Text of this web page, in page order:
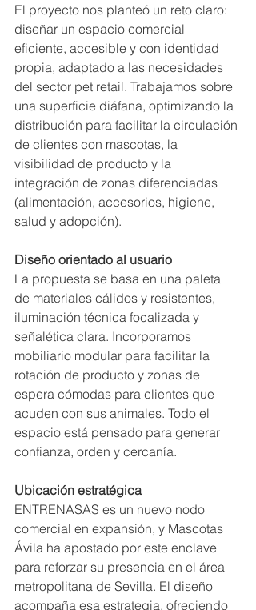
El proyecto nos planteó un reto claro:
diseñar un espacio comercial
eficiente, accesible y con identidad
propia, adaptado a las necesidades
del sector pet retail. Trabajamos sobre
una superficie diáfana, optimizando la
distribución para facilitar la circulación
de clientes con mascotas, la
visibilidad de producto y la
integración de zonas diferenciadas
(alimentación, accesorios, higiene,
salud y adopción).
Diseño orientado al usuario
La propuesta se basa en una paleta
de materiales cálidos y resistentes,
iluminación técnica focalizada y
señalética clara. Incorporamos
mobiliario modular para facilitar la
rotación de producto y zonas de
espera cómodas para clientes que
acuden con sus animales. Todo el
espacio está pensado para generar
confianza, orden y cercanía.
Ubicación estratégica
ENTRENASAS es un nuevo nodo
comercial en expansión, y Mascotas
Ávila ha apostado por este enclave
para reforzar su presencia en el área
metropolitana de Sevilla. El diseño
acompaña esa estrategia, ofreciendo